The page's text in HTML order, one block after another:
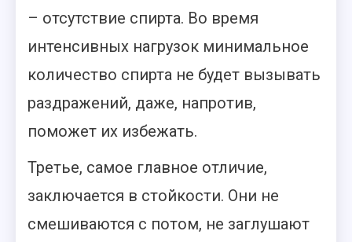
– отсутствие спирта. Во время
интенсивных нагрузок минимальное
количество спирта не будет вызывать
раздражений, даже, напротив,
поможет их избежать.
Третье, самое главное отличие,
заключается в стойкости. Они не
смешиваются с потом, не заглушают